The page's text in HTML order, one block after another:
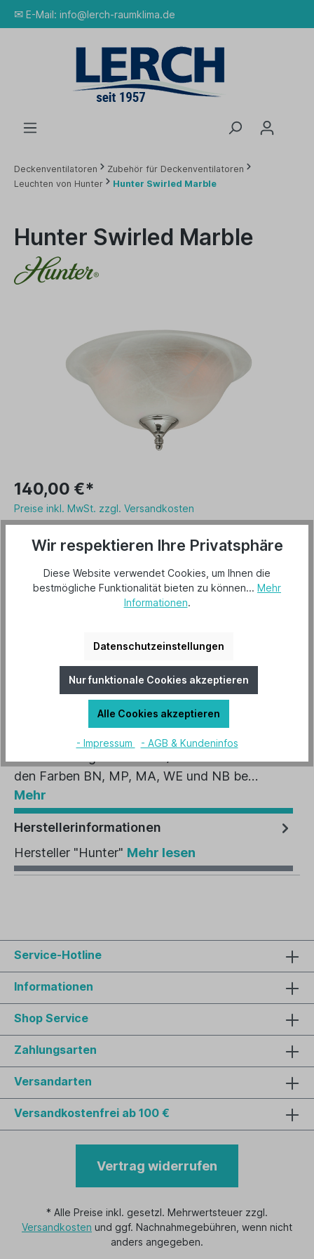
✉ E-Mail: info@lerch-raumklima.de
Deckenventilatoren
Zubehör für Deckenventilatoren
Leuchten von Hunter
Hunter Swirled Marble
Hunter Swirled Marble
140,00 €*
Preise inkl. MwSt. zzgl. Versandkosten
In den Warenkorb
Beschreibung
Opalglasschalenleuchte, marmoriert max. 2 x
den Farben BN, MP, MA, WE und NB be…
Mehr
Herstellerinformationen
Hersteller "Hunter" Mehr lesen
Service-Hotline
Informationen
Shop Service
Zahlungsarten
Versandarten
Versandkostenfrei ab 100 €
Vertrag widerrufen
* Alle Preise inkl. gesetzl. Mehrwertsteuer zzgl.
Versandkosten und ggf. Nachnahmegebühren, wenn nicht
anders angegeben.
Wir respektieren Ihre Privatsphäre
Diese Website verwendet Cookies, um Ihnen die
bestmögliche Funktionalität bieten zu können... Mehr
Informationen.
Datenschutzeinstellungen
Nur funktionale Cookies akzeptieren
Alle Cookies akzeptieren
- Impressum - AGB & Kundeninfos